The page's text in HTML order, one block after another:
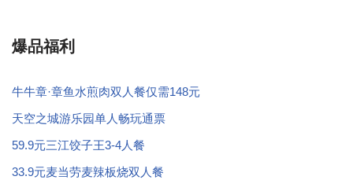
爆品福利
牛牛章·章鱼水煎肉双人餐仅需148元
天空之城游乐园单人畅玩通票
59.9元三江饺子王3-4人餐
33.9元麦当劳麦辣板烧双人餐